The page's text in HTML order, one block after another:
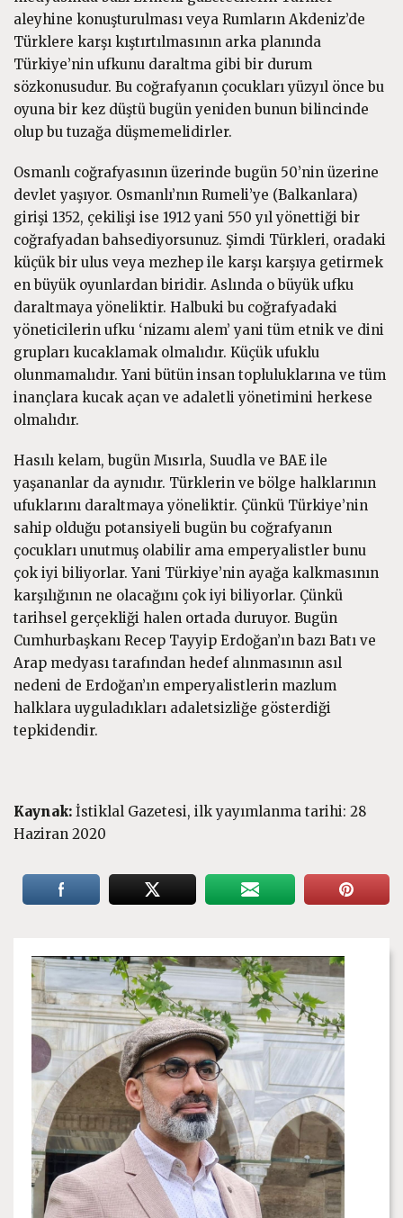
aleyhine konuşturulması veya Rumların Akdeniz’de
Türklere karşı kıştırtılmasının arka planında
Türkiye’nin ufkunu daraltma gibi bir durum
sözkonusudur. Bu coğrafyanın çocukları yüzyıl önce bu
oyuna bir kez düştü bugün yeniden bunun bilincinde
olup bu tuzağa düşmemelidirler.
Osmanlı coğrafyasının üzerinde bugün 50’nin üzerine
devlet yaşıyor. Osmanlı’nın Rumeli’ye (Balkanlara)
girişi 1352, çekilişi ise 1912 yani 550 yıl yönettiği bir
coğrafyadan bahsediyorsunuz. Şimdi Türkleri, oradaki
küçük bir ulus veya mezhep ile karşı karşıya getirmek
en büyük oyunlardan biridir. Aslında o büyük ufku
daraltmaya yöneliktir. Halbuki bu coğrafyadaki
yöneticilerin ufku ‘nizamı alem’ yani tüm etnik ve dini
grupları kucaklamak olmalıdır. Küçük ufuklu
olunmamalıdır. Yani bütün insan topluluklarına ve tüm
inançlara kucak açan ve adaletli yönetimini herkese
olmalıdır.
Hasılı kelam, bugün Mısırla, Suudla ve BAE ile
yaşananlar da aynıdır. Türklerin ve bölge halklarının
ufuklarını daraltmaya yöneliktir. Çünkü Türkiye’nin
sahip olduğu potansiyeli bugün bu coğrafyanın
çocukları unutmuş olabilir ama emperyalistler bunu
çok iyi biliyorlar. Yani Türkiye’nin ayağa kalkmasının
karşılığının ne olacağını çok iyi biliyorlar. Çünkü
tarihsel gerçekliği halen ortada duruyor. Bugün
Cumhurbaşkanı Recep Tayyip Erdoğan’ın bazı Batı ve
Arap medyası tarafından hedef alınmasının asıl
nedeni de Erdoğan’ın emperyalistlerin mazlum
halklara uyguladıkları adaletsizliğe gösterdiği
tepkidendir.
Kaynak: İstiklal Gazetesi, ilk yayımlanma tarihi: 28
Haziran 2020